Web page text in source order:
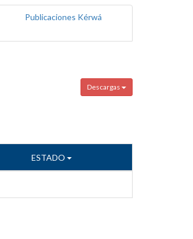
Publicaciones Kérwá
Descargas
ESTADO